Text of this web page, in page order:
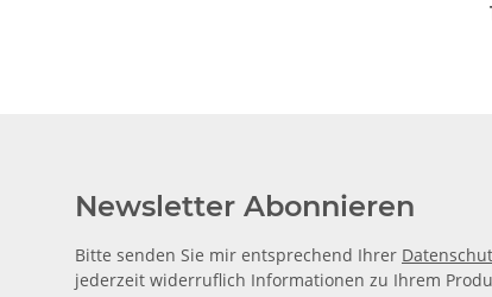
Newsletter Abonnieren
Bitte senden Sie mir entsprechend Ihrer
jederzeit widerruflich Informationen zu Ihrem